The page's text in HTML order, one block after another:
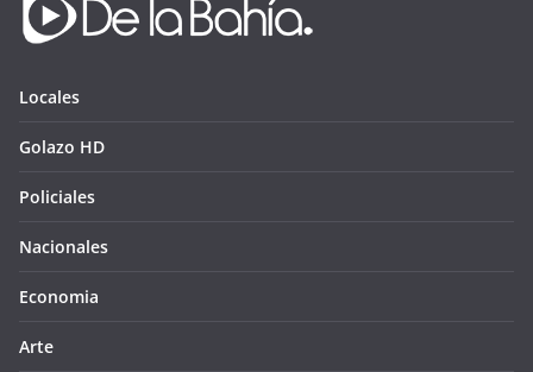
Locales
Golazo HD
Policiales
Nacionales
Economia
Arte